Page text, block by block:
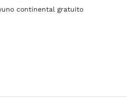
continental gratuito
Bueno. 883 reseñas